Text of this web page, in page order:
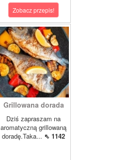
Zobacz przepis!
Grillowana dorada
Dziś zapraszam na
aromatyczną grillowaną
doradę.Taka... ⇖ 1142